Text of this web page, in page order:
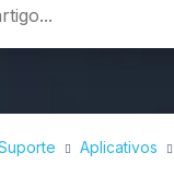
Aplicativos